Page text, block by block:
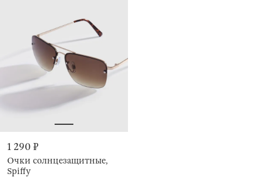
1 290 ₽
Очки солнцезащитные,
Spiffy